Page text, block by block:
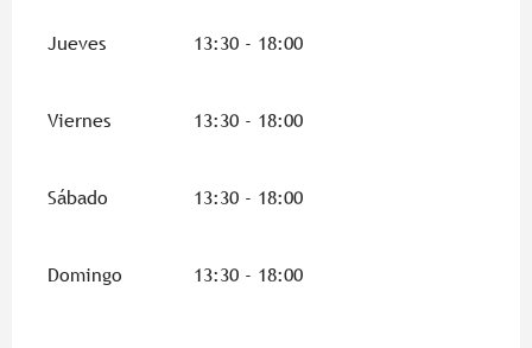
Jueves 13:30 - 18:00
Viernes 13:30 - 18:00
Sábado 13:30 - 18:00
Domingo 13:30 - 18:00